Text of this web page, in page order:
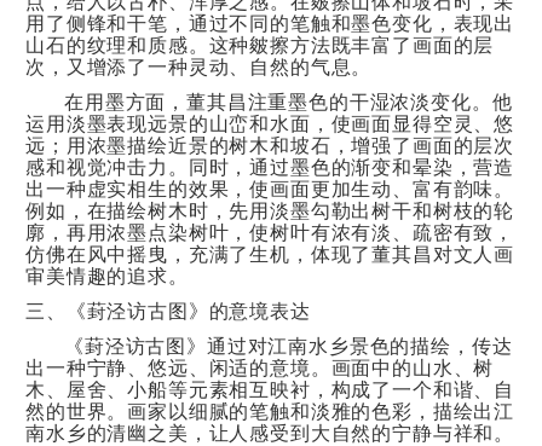
用了侧锋和干笔，通过不同的笔触和墨色变化，表现出
山石的纹理和质感。这种皴擦方法既丰富了画面的层
次，又增添了一种灵动、自然的气息。
在用墨方面，董其昌注重墨色的干湿浓淡变化。他
运用淡墨表现远景的山峦和水面，使画面显得空灵、悠
远；用浓墨描绘近景的树木和坡石，增强了画面的层次
感和视觉冲击力。同时，通过墨色的渐变和晕染，营造
出一种虚实相生的效果，使画面更加生动、富有韵味。
例如，在描绘树木时，先用淡墨勾勒出树干和树枝的轮
廓，再用浓墨点染树叶，使树叶有浓有淡、疏密有致，
仿佛在风中摇曳，充满了生机，体现了董其昌对文人画
审美情趣的追求。
三、《葑泾访古图》的意境表达
《葑泾访古图》通过对江南水乡景色的描绘，传达
出一种宁静、悠远、闲适的意境。画面中的山水、树
木、屋舍、小船等元素相互映衬，构成了一个和谐、自
然的世界。画家以细腻的笔触和淡雅的色彩，描绘出江
南水乡的清幽之美，让人感受到大自然的宁静与祥和。